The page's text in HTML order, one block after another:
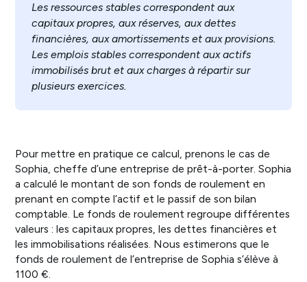
Les ressources stables correspondent aux
capitaux propres, aux réserves, aux dettes
financières, aux amortissements et aux provisions.
Les emplois stables correspondent aux actifs
immobilisés brut et aux charges à répartir sur
plusieurs exercices.
Pour mettre en pratique ce calcul, prenons le cas de
Sophia, cheffe d’une entreprise de prêt-à-porter. Sophia
a calculé le montant de son fonds de roulement en
prenant en compte l’actif et le passif de son bilan
comptable. Le fonds de roulement regroupe différentes
valeurs : les capitaux propres, les dettes financières et
les immobilisations réalisées. Nous estimerons que le
fonds de roulement de l’entreprise de Sophia s’élève à
1100 €.